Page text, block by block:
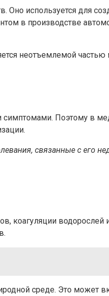
Оно используется для
в производстве
неотъемлемой
симптомами. Поэтому в
связанные с его
коагуляции водорослей
среде. Это может